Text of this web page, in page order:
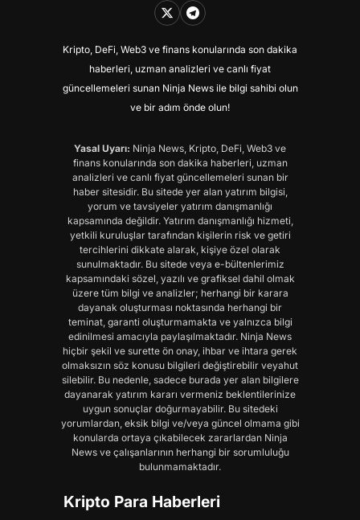
Kripto, DeFi, Web3 ve finans konularında son dakika
haberleri, uzman analizleri ve canlı fiyat
güncellemeleri sunan Ninja News ile bilgi sahibi olun
ve bir adım önde olun!
Yasal Uyarı: Ninja News, Kripto, DeFi, Web3 ve
finans konularında son dakika haberleri, uzman
analizleri ve canlı fiyat güncellemeleri sunan bir
haber sitesidir. Bu sitede yer alan yatırım bilgisi,
yorum ve tavsiyeler yatırım danışmanlığı
kapsamında değildir. Yatırım danışmanlığı hizmeti,
yetkili kuruluşlar tarafından kişilerin risk ve getiri
tercihlerini dikkate alarak, kişiye özel olarak
sunulmaktadır. Bu sitede veya e-bültenlerimiz
kapsamındaki sözel, yazılı ve grafiksel dahil olmak
üzere tüm bilgi ve analizler; herhangi bir karara
dayanak oluşturması noktasında herhangi bir
teminat, garanti oluşturmamakta ve yalnızca bilgi
edinilmesi amacıyla paylaşılmaktadır. Ninja News
hiçbir şekil ve surette ön onay, ihbar ve ihtara gerek
olmaksızın söz konusu bilgileri değiştirebilir veyahut
silebilir. Bu nedenle, sadece burada yer alan bilgilere
dayanarak yatırım kararı vermeniz beklentilerinize
uygun sonuçlar doğurmayabilir. Bu sitedeki
yorumlardan, eksik bilgi ve/veya güncel olmama gibi
konularda ortaya çıkabilecek zararlardan Ninja
News ve çalışanlarının herhangi bir sorumluluğu
bulunmamaktadır.
Kripto Para Haberleri